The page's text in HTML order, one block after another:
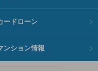
ードローン
ンション情報